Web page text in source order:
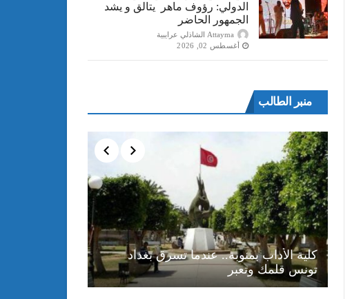
الدولي: رؤوف ماهر يتالق و يشد
الجمهور الحاضر
Attayma الشاذلي عرايبية
أغسطس 02, 2026
منبر الطالب
كلية الأداب بمنوبة.. عندما تسرق بغداد
تونس قلمك وتعبر